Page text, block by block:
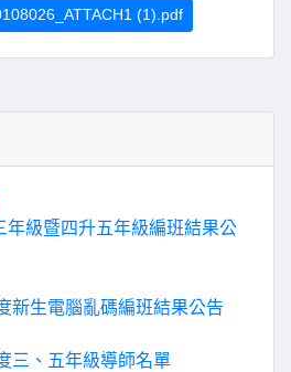
(1).pdf
年級暨四升五年級編班結果公
新生電腦亂碼編班結果公告
三、五年級導師名單